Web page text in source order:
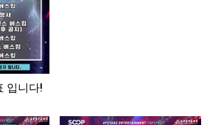
입니다!